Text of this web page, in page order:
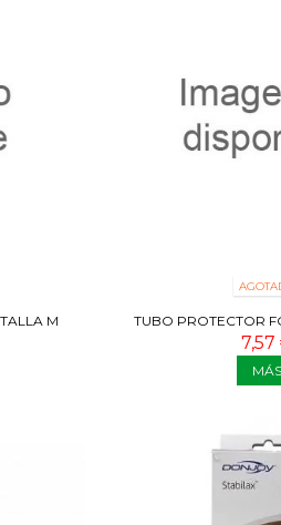
M TUBO PROTECTOR
7,57
MÁS